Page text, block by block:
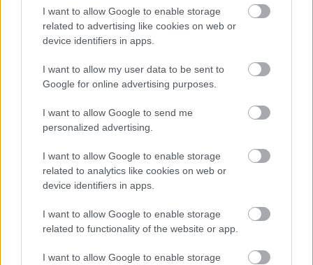
I want to allow Google to enable storage
related to advertising like cookies on web or
device identifiers in apps.
I want to allow my user data to be sent to
Google for online advertising purposes.
I want to allow Google to send me
personalized advertising.
I want to allow Google to enable storage
related to analytics like cookies on web or
device identifiers in apps.
I want to allow Google to enable storage
related to functionality of the website or app.
I want to allow Google to enable storage
Hitman 2 - új kihívások és térképek is érkeznek
júliusban
Rengeteg újdonsággal kecsegtet ebben a hónapban a
folyamatosan bővülő játék.